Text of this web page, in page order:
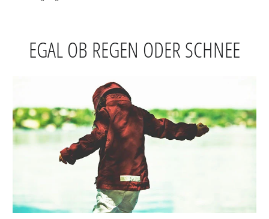
EGAL OB REGEN ODER SCHNEE